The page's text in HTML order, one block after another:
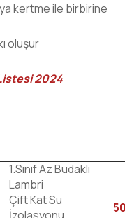
kertme ile birbirine
oluşur
2024
1.Sınıf Az Budaklı
Lambri
Çift Kat Su